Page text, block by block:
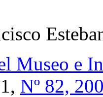
Museo e
Nº 82,